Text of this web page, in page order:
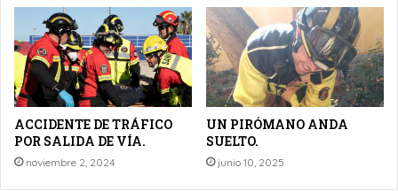
ACCIDENTE DE TRÁFICO
POR SALIDA DE VÍA.
noviembre 2, 2024
UN PIRÓMANO ANDA
SUELTO.
junio 10, 2025